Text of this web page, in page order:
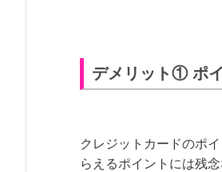
デメリット① ポ
クレジットカードのポ
らえるポイントには残